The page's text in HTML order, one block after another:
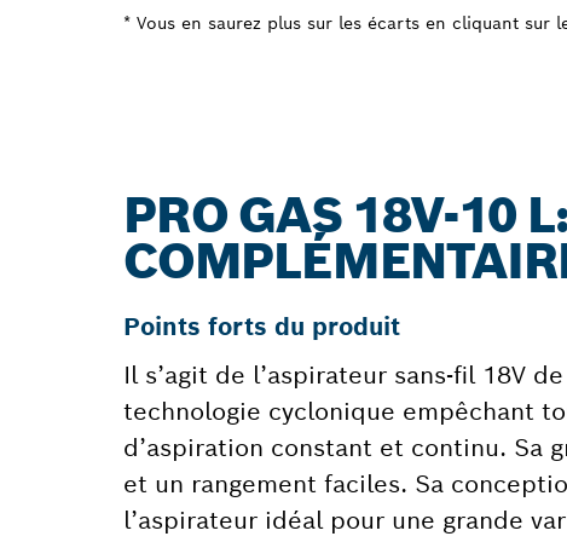
* Vous en saurez plus sur les écarts en cliquant sur
PRO GAS 18V-10
Points forts du produit
Il s’agit de l’aspirateur sans-fil 18V
technologie cyclonique empêchant
d’aspiration constant et continu. Sa
et un rangement faciles. Sa
l’aspirateur idéal pour une grande